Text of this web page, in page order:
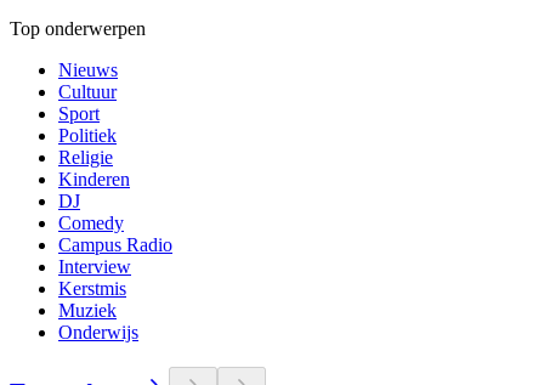
Top onderwerpen
Nieuws
Cultuur
Sport
Politiek
Religie
Kinderen
DJ
Comedy
Campus Radio
Interview
Kerstmis
Muziek
Onderwijs